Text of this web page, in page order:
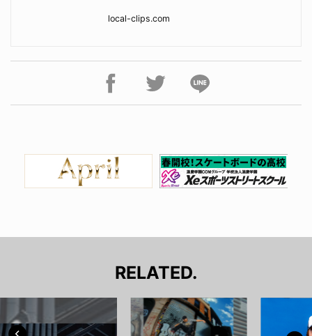
local-clips.com
RELATED.